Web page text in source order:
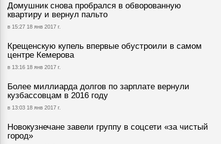
Домушник снова пробрался в обворованную
квартиру и вернул пальто
в 15:27 18 янв 2017 г.
Крещенскую купель впервые обустроили в самом
центре Кемерова
в 13:16 18 янв 2017 г.
Более миллиарда долгов по зарплате вернули
кузбассовцам в 2016 году
в 13:03 18 янв 2017 г.
Новокузнечане завели группу в соцсети «за чистый
город»